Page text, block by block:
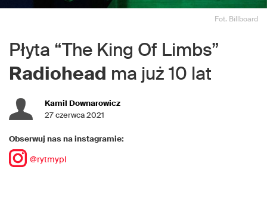
Fot. Billboard
Płyta “The King Of Limbs”
Radiohead ma już 10 lat
Kamil Downarowicz
27 czerwca 2021
Obserwuj nas na instagramie:
@rytmypl